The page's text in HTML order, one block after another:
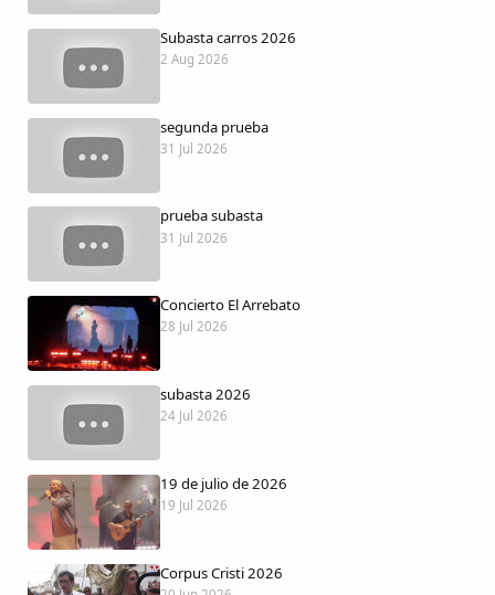
Traductor
Dichos
Cancionero Local
Apodos
Peñas
La palra
Modo oscuro
Subasta carros 2026
2 Aug 2026
segunda prueba
31 Jul 2026
prueba subasta
31 Jul 2026
Concierto El Arrebato
28 Jul 2026
subasta 2026
24 Jul 2026
19 de julio de 2026
19 Jul 2026
Corpus Cristi 2026